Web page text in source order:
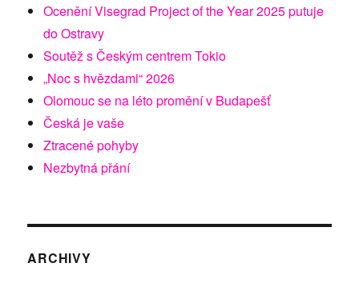
Ocenění Visegrad Project of the Year 2025 putuje
do Ostravy
Soutěž s Českým centrem Tokio
„Noc s hvězdami“ 2026
Olomouc se na léto promění v Budapešť
Česká je vaše
Ztracené pohyby
Nezbytná přání
ARCHIVY